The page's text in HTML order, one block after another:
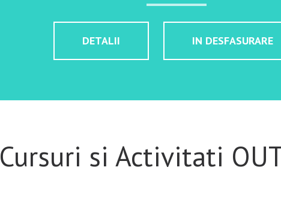
DETALII IN DESFASURARE
Cursuri si Activitati